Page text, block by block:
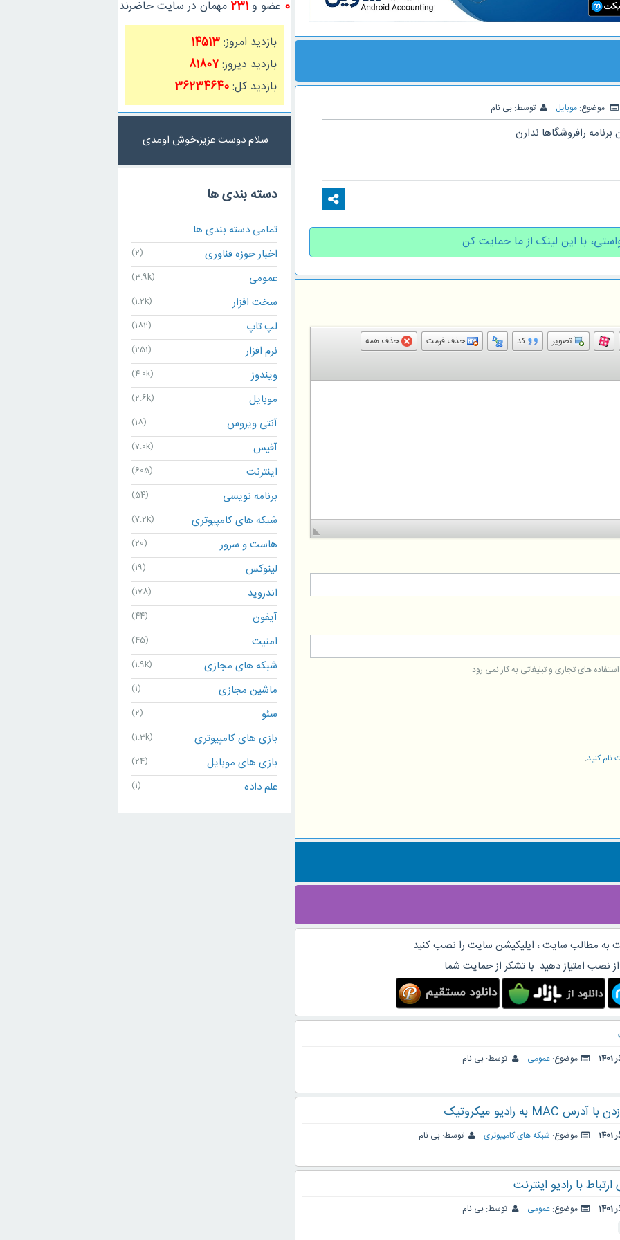
موضوع: موبایل توسط: بی نام
رافروشگاها ندارن
با این لینک از ما حمایت کن
تصویر کد حذف فرمت
حذف همه
های تجاری و تبلیغاتی به کار نمی رود
نام کنید.
به مطالب سایت ، اپلیکیشن سایت را نصب کنید
نصب امتیاز دهید. با تشکر از حمایت شما
موضوع: عمومی توسط: بی نام
موضوع: شبکه های کامپیوتری توسط: بی نام
با رادیو اینترنت
موضوع: عمومی توسط: بی نام
0 عضو و231 مهمان در سایت حاضرند
بازدید امروز:14513
بازدید دیروز:81807
بازدید کل:36234640
سلام دوست عزیز،خوش اومدی
دسته بندی ها
تمامی دسته بندی ها
اخبار حوزه فناوری
(2)
عمومی (3.9k)
سخت افزار (1.2k)
لپ تاپ (182)
نرم افزار (251)
ویندوز (4.0k)
موبایل (2.6k)
آنتی ویروس (18)
آفیس (7.0k)
اینترنت (605)
برنامه نویسی (54)
شبکه های کامپیوتری (7.2k)
هاست و سرور (20)
لینوکس (19)
اندروید (178)
آیفون (44)
امنیت (45)
شبکه های مجازی (1.9k)
ماشین مجازی (1)
سئو (2)
بازی های کامپیوتری (1.3k)
بازی های موبایل (24)
علم داده (1)